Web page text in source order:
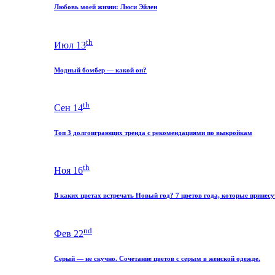
Любовь моей жизни: Люси Эйлен
Июл 13th
Модный бомбер — какой он?
Сен 14th
Топ 3 долгоиграющих тренда с рекомендациями по выкройкам
Ноя 16th
В каких цветах встречать Новый год? 7 цветов года, которые
Фев 22nd
Серый — не скучно. Сочетание цветов с серым в женской одежде.